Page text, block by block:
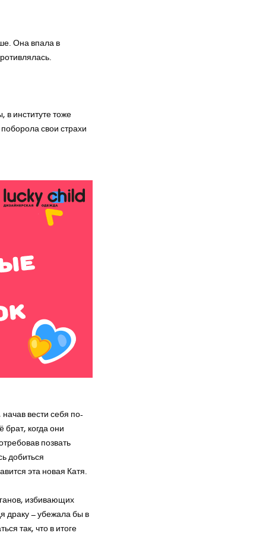
Она впала в
в институте тоже
свои страхи
вести себя по-
брат, когда они
позвать
добиться
эта новая Катя.
избивающих
драку – убежала бы в
так, что в итоге